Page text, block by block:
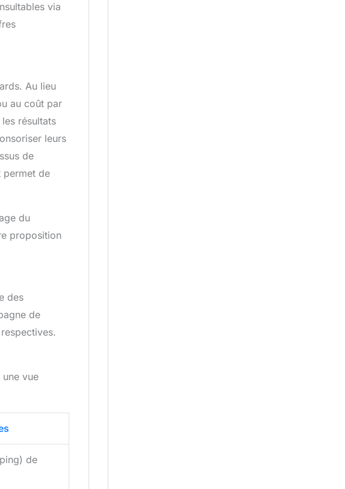
via
Au lieu
au coût par
résultats
leurs
de
permet de
du
proposition
des
de
vue
de